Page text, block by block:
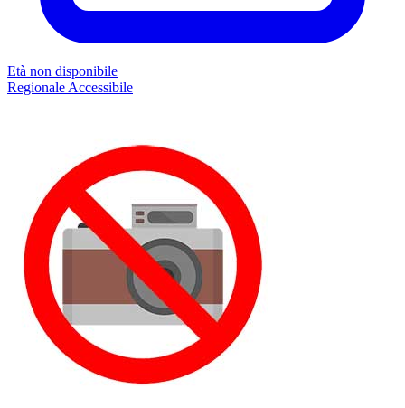
Età non disponibile
Regionale Accessibile